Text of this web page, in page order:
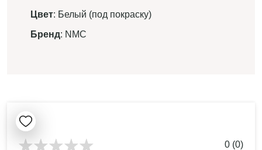
Цвет: Белый (под покраску)
Бренд: NMC
0 (0)